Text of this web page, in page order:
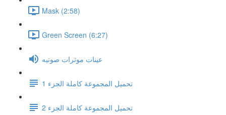
Mask (2:58)
Green Screen (6:27)
عينات موثرات صوتيه
تحميل المجموعة كاملة الجزء 1
تحميل المجموعة كاملة الجزء 2